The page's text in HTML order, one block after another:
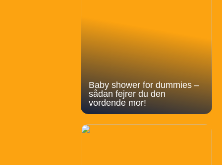
Baby shower for dummies –
sådan fejrer du den
vordende mor!